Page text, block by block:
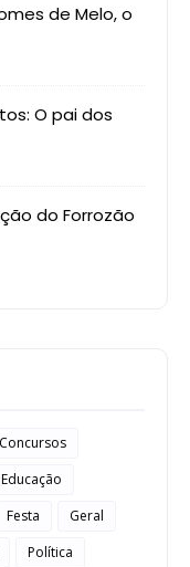
de Melo, o
O pai dos
do Forrozão
Concursos
Educação
Festa
Geral
Política